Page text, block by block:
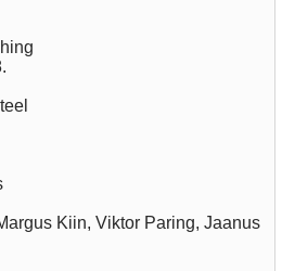
Kiin, Viktor Paring, Jaanus